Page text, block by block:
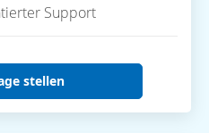
Support
stellen